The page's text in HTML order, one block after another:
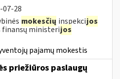
07-28
mokesčių inspekcijos
finansų ministerijos
pajamų mokestis
priežiūros paslaugų